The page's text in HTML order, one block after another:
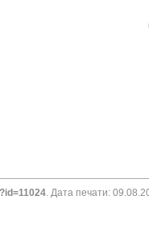
. Дата печати: